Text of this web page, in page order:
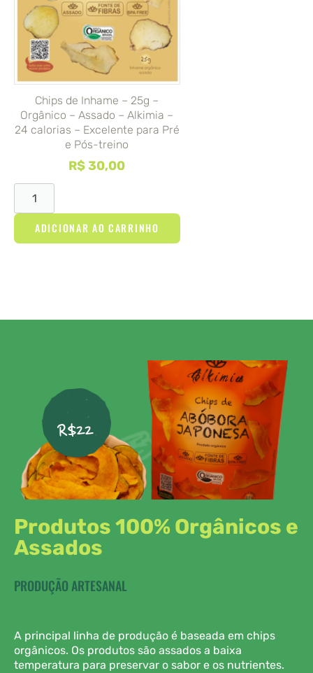
Chips de Inhame – 25g –
Orgânico – Assado – Alkimia –
24 calorias – Excelente para Pré
e Pós-treino
R$30,00
ADICIONAR AO CARRINHO
R$22
Produtos 100% Orgânicos e
Assados
PRODUÇÃO ARTESANAL
A principal linha de produção é baseada em chips
orgânicos. Os produtos são assados a baixa
temperatura para preservar o sabor e os nutrientes.